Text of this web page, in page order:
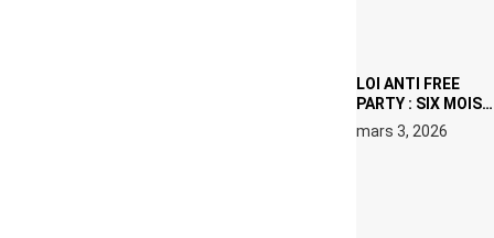
LOI ANTI FREE
PARTY : SIX MOIS
DE PRISON ET 5
000 € D’AMENDE
mars 3, 2026